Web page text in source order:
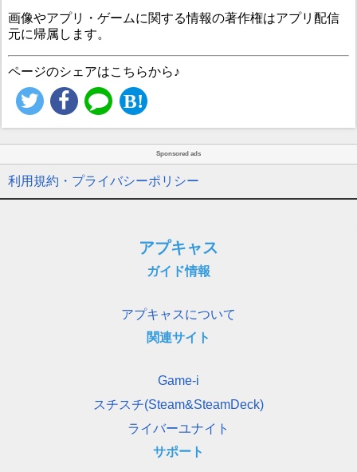
画像やアプリ・ゲームに関する情報の著作権はアプリ配信
元に帰属します。
ページのシェアはこちらから♪
Sponsored ads
利用規約・プライバシーポリシー
アプキャス
ガイド情報
アプキャスについて
関連サイト
Game-i
スチスチ(Steam&SteamDeck)
ライバーユナイト
サポート